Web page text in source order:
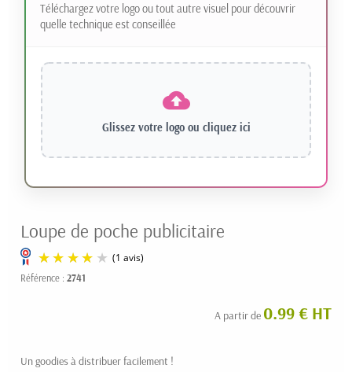
Téléchargez votre logo ou tout autre visuel pour découvrir
quelle technique est conseillée
Glissez votre logo ou cliquez ici
Loupe de poche publicitaire
Référence : 2741
A partir de 0.99 € HT
Un goodies à distribuer facilement !